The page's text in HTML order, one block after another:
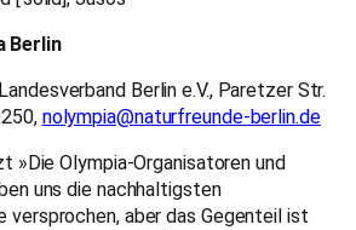
Berlin
Berlin e.V., Paretzer Str.
nolympia@naturfreunde-berlin.de
»Die Olympia-Organisatoren und
uns die nachhaltigsten
versprochen, aber das Gegenteil ist